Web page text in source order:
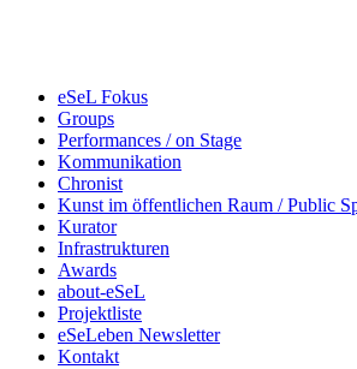
eSeL Fokus
Groups
Performances / on Stage
Kommunikation
Chronist
Kunst im öffentlichen Raum / Public
Kurator
Infrastrukturen
Awards
about-eSeL
Projektliste
eSeLeben Newsletter
Kontakt